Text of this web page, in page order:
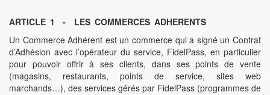
ARTICLE 1 - LES COMMERCES ADHERENTS
Un Commerce Adhérent est un commerce qui a signé un Contrat
d’Adhésion avec l’opérateur du service, FidelPass, en particulier
pour pouvoir offrir à ses clients, dans ses points de vente
(magasins, restaurants, points de service, sites web
marchands…), des services gérés par FidelPass (programmes de